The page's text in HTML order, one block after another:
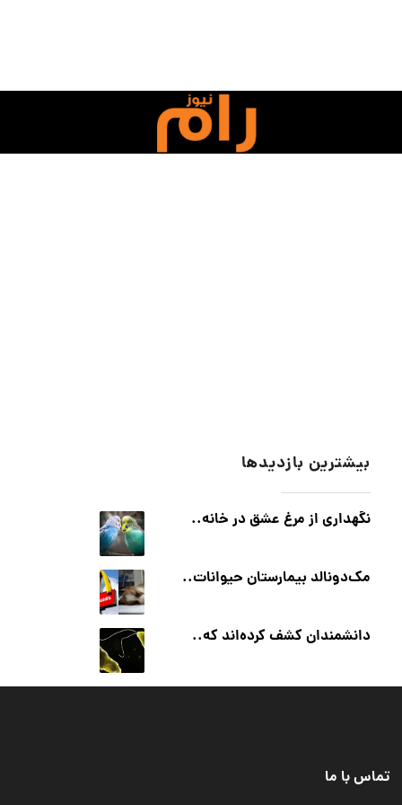
بیشترین بازدیدها
نگهداری از مرغ عشق در خانه..
مک‌دونالد بیمارستان حیوانات..
دانشمندان کشف کرده‌اند که..
تماس با ما